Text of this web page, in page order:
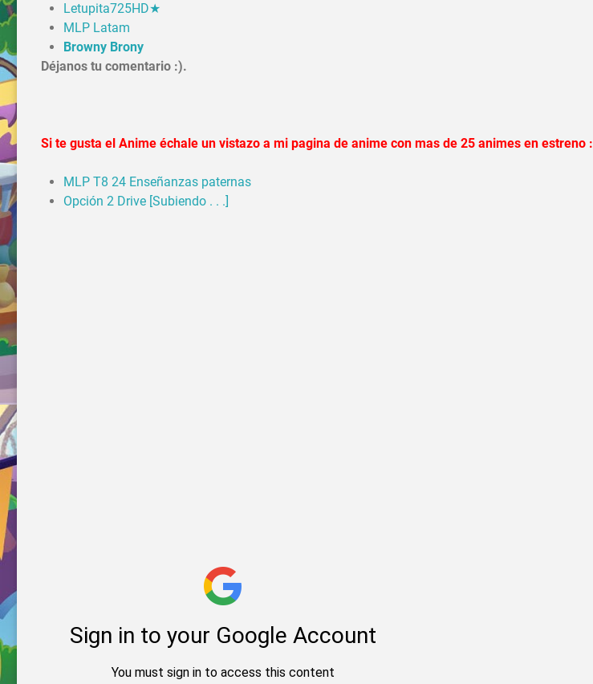
Letupita725HD★
MLP Latam
Browny Brony
Déjanos tu comentario :).
Si te gusta el Anime échale un vistazo a mi pagina de anime con mas de 25 animes en estreno :
MLP T8 24 Enseñanzas paternas
Opción 2 Drive [Subiendo . . .]